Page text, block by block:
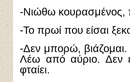
-Νιώθω κουρασμένος,
-Το πρωί που είσαι
-Δεν μπορώ,
Λέω από αύριο. Δεν
φταίει.